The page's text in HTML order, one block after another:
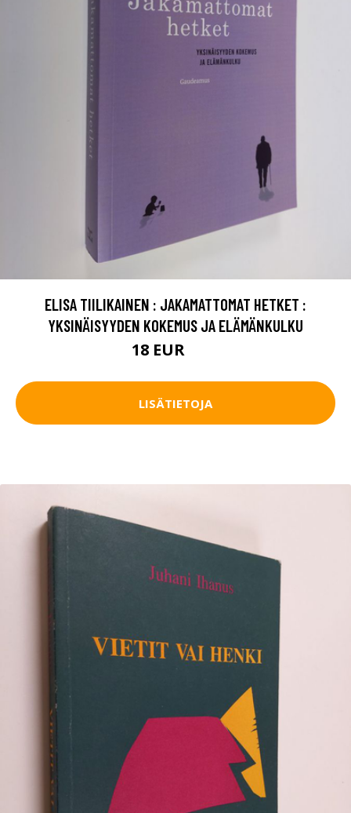
ELISA TIILIKAINEN : JAKAMATTOMAT HETKET :
YKSINÄISYYDEN KOKEMUS JA ELÄMÄNKULKU
18 EUR
LISÄTIETOJA